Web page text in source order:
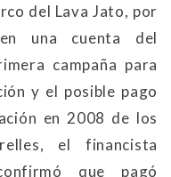
del Lava Jato, por
una cuenta del
campaña para
y el posible pago
en 2008 de los
el financista
que pagó